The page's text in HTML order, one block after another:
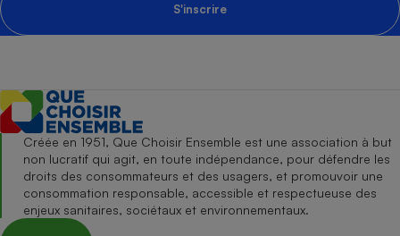
S'inscrire
Créée en 1951, Que Choisir Ensemble est une association à but
non lucratif qui agit, en toute indépendance, pour défendre les
droits des consommateurs et des usagers, et promouvoir une
consommation responsable, accessible et respectueuse des
enjeux sanitaires, sociétaux et environnementaux.